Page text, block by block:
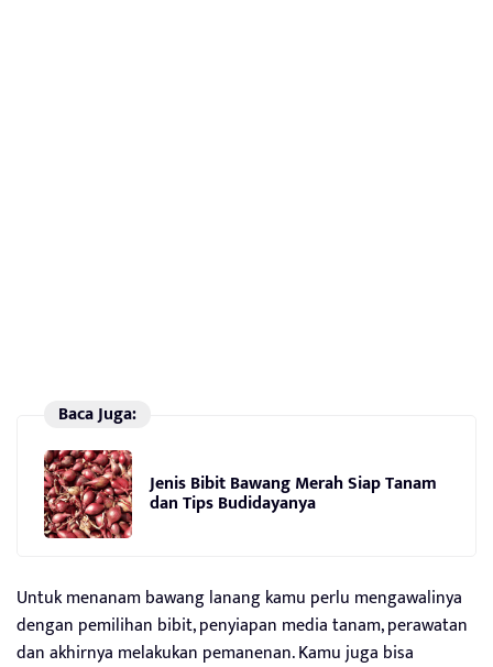
Baca Juga:
Jenis Bibit Bawang Merah Siap Tanam
dan Tips Budidayanya
Untuk menanam bawang lanang kamu perlu mengawalinya
dengan pemilihan bibit, penyiapan media tanam, perawatan
dan akhirnya melakukan pemanenan. Kamu juga bisa